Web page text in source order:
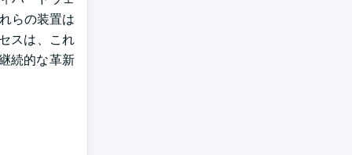
らの装置は
スは、これ
続的な革新